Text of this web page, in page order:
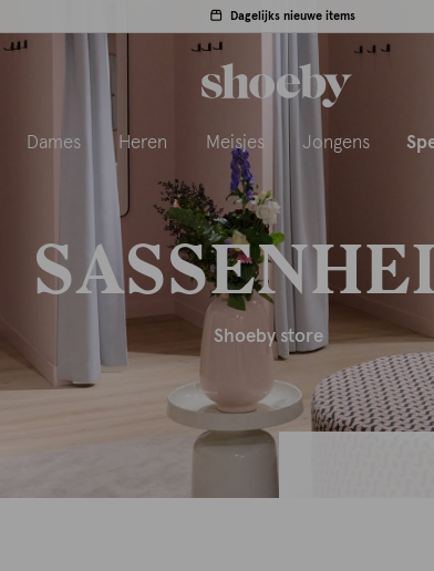
Dagelijks nieuwe items
Dames Heren Meisjes Jongens
Shoeby store